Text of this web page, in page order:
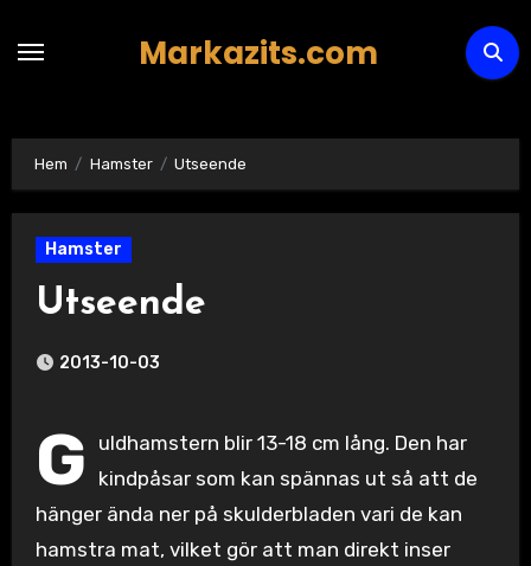
Markazits.com
Hem Hamster Utseende
Hamster
Utseende
2013-10-03
G
uldhamstern blir 13-18 cm lång. Den har
kindpåsar som kan spännas ut så att de
hänger ända ner på skulderbladen vari de kan
hamstra mat, vilket gör att man direkt inser